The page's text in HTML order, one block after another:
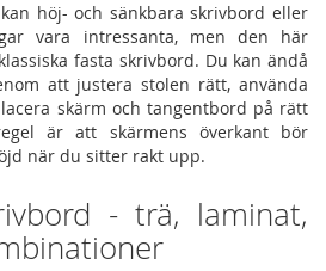
höj- och sänkbara skrivbord eller
vara intressanta, men den här
fasta skrivbord. Du kan ändå
att justera stolen rätt, använda
skärm och tangentbord på rätt
är att skärmens överkant bör
när du sitter rakt upp.
- trä, laminat,